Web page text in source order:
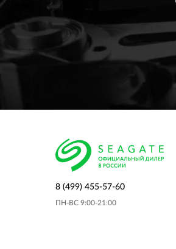
8 (499) 455-57-60
ПН-ВС 9:00-21:00